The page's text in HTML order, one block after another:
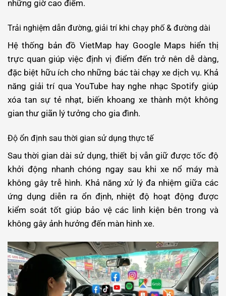
những giờ cao điểm.
Trải nghiệm dẫn đường, giải trí khi chạy phố & đường dài
Hệ thống bản đồ VietMap hay Google Maps hiển thị
trực quan giúp việc định vị điểm đến trở nên dễ dàng,
đặc biệt hữu ích cho những bác tài chạy xe dịch vụ. Khả
năng giải trí qua YouTube hay nghe nhạc Spotify giúp
xóa tan sự tẻ nhạt, biến khoang xe thành một không
gian thư giãn lý tưởng cho gia đình.
Độ ổn định sau thời gian sử dụng thực tế
Sau thời gian dài sử dụng, thiết bị vẫn giữ được tốc độ
khởi động nhanh chóng ngay sau khi xe nổ máy mà
không gây trễ hình. Khả năng xử lý đa nhiệm giữa các
ứng dụng diễn ra ổn định, nhiệt độ hoạt động được
kiểm soát tốt giúp bảo vệ các linh kiện bên trong và
không gây ảnh hưởng đến màn hình xe.